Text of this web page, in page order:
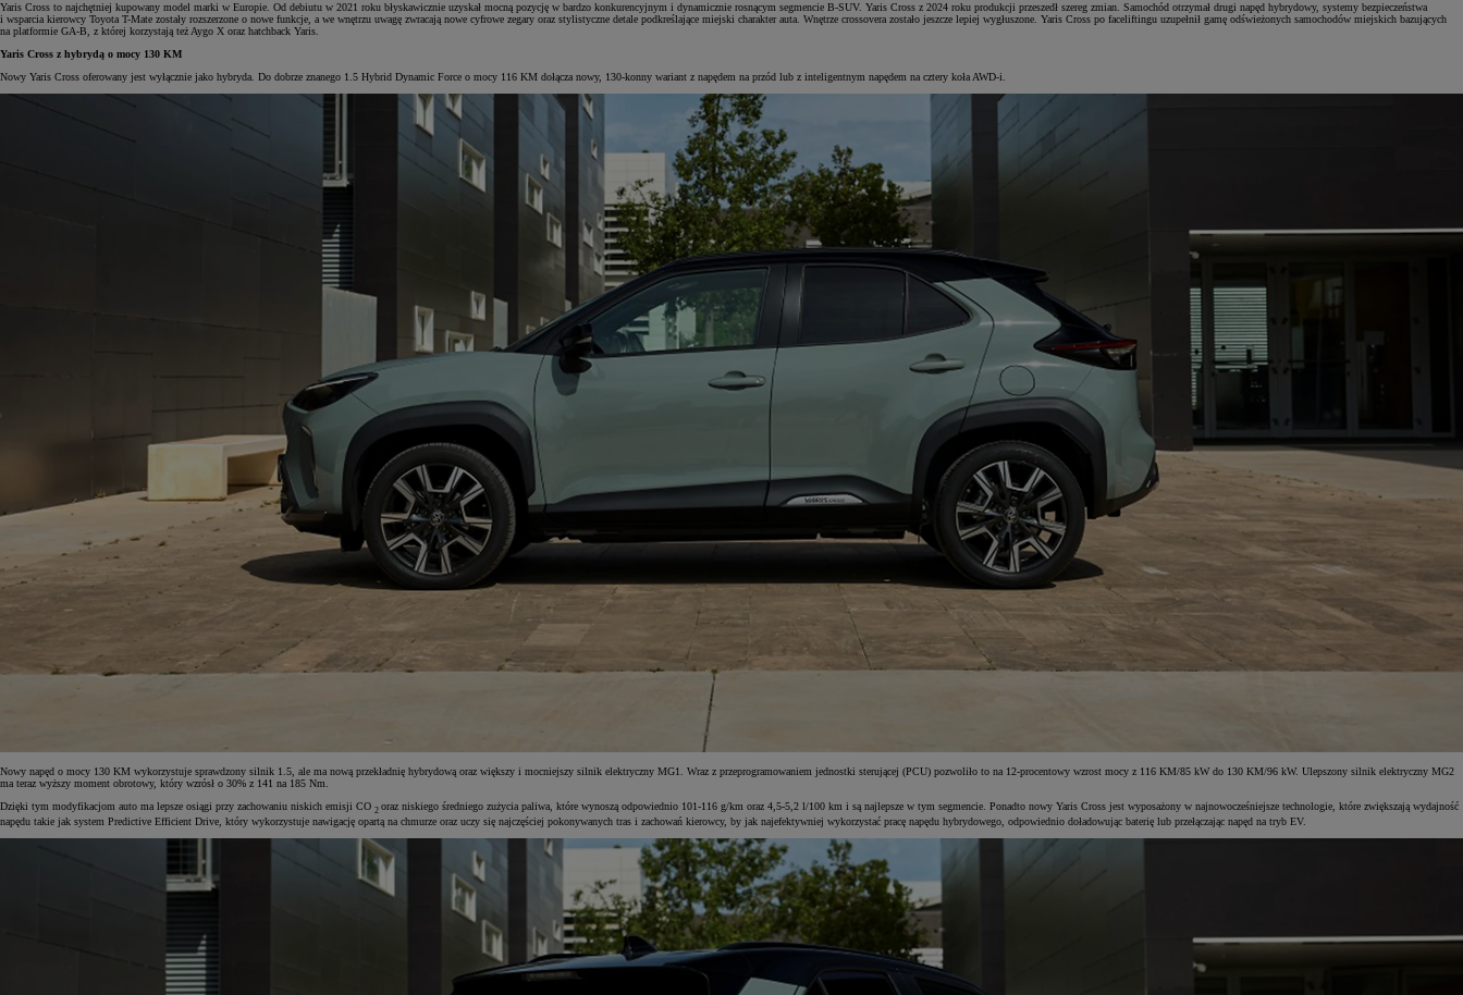
Od81 900 zł
Yaris Cross
HYBRID
Yaris Cross to najchętniej kupowany model marki w Europie. Od debiutu w 2021 roku błyskawicznie uzyskał mocną pozycję w bardzo konkurencyjnym i dynamicznie rosnącym segmencie B-SUV. Yaris Cross z 2024 roku produkcji przeszedł szereg zmian. Samochód otrzymał drugi napęd hybrydowy, systemy bezpieczeństwa
i wsparcia kierowcy Toyota T-Mate zostały rozszerzone o nowe funkcje, a we wnętrzu uwagę zwracają nowe cyfrowe zegary oraz stylistyczne detale podkreślające miejski charakter auta. Wnętrze crossovera zostało jeszcze lepiej wygłuszone. Yaris Cross po faceliftingu uzupełnił gamę odświeżonych samochodów miejskich bazujących
na platformie GA-B, z której korzystają też Aygo X oraz hatchback Yaris.
Yaris Cross z hybrydą o mocy 130 KM
Nowy Yaris Cross oferowany jest wyłącznie jako hybryda. Do dobrze znanego 1.5 Hybrid Dynamic Force o mocy 116 KM dołącza nowy, 130-konny wariant z napędem na przód lub z inteligentnym napędem na cztery koła AWD-i.
Nowy napęd o mocy 130 KM wykorzystuje sprawdzony silnik 1.5, ale ma nową przekładnię hybrydową oraz większy i mocniejszy silnik elektryczny MG1. Wraz z przeprogramowaniem jednostki sterującej (PCU) pozwoliło to na 12-procentowy wzrost mocy z 116 KM/85 kW do 130 KM/96 kW. Ulepszony silnik elektryczny MG2
ma teraz wyższy moment obrotowy, który wzrósł o 30% z 141 na 185 Nm.
Dzięki tym modyfikacjom auto ma lepsze osiągi przy zachowaniu niskich emisji CO 2 oraz niskiego średniego zużycia paliwa, które wynoszą odpowiednio 101-116 g/km oraz 4,5-5,2 l/100 km i są najlepsze w tym segmencie. Ponadto nowy Yaris Cross jest wyposażony w najnowocześniejsze technologie, które zwiększają wydajność
napędu takie jak system Predictive Efficient Drive, który wykorzystuje nawigację opartą na chmurze oraz uczy się najczęściej pokonywanych tras i zachowań kierowcy, by jak najefektywniej wykorzystać pracę napędu hybrydowego, odpowiednio doładowując baterię lub przełączając napęd na tryb EV.